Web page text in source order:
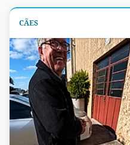
CÃES